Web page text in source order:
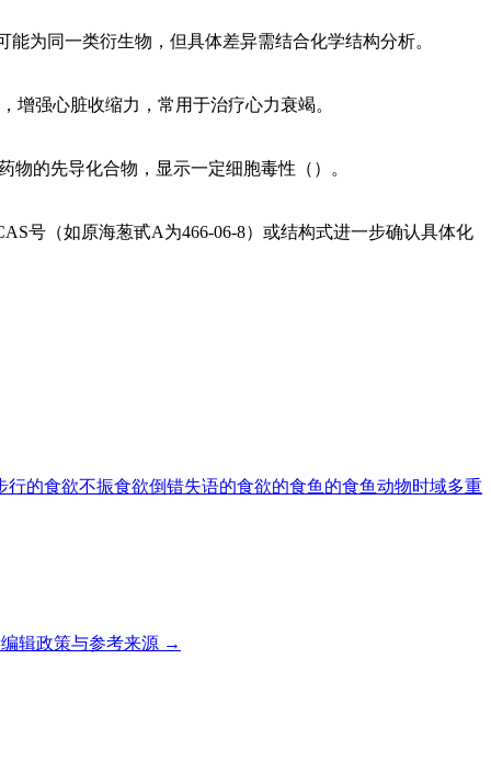
为同一类衍生物，但具体差异需结合化学结构分析。
增强心脏收缩力，常用于治疗心力衰竭。
的先导化合物，显示一定细胞毒性（）。
号（如原海葱甙A为466-06-8）或结构式进一步确认具体化
行的食欲不振食欲倒错失语的食欲的食鱼的食鱼动物时域多重
辑政策与参考来源 →